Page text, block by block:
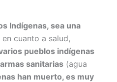
Indígenas, sea una
en cuanto a salud,
pueblos indígenas
sanitarias (agua
han muerto, es muy